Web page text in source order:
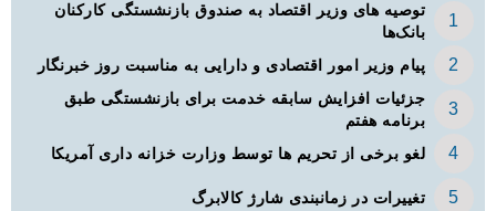
توصیه های وزیر اقتصاد به صندوق بازنشستگی کارکنان
بانک‌ها
پیام وزیر امور اقتصادی و دارایی به مناسبت روز خبرنگار
جزئیات افزایش سابقه خدمت برای بازنشستگی طبق
برنامه هفتم
لغو برخی از تحریم ها توسط وزارت خزانه داری آمریکا
تغییرات در زمانبندی‌ شارژ کالابرگ